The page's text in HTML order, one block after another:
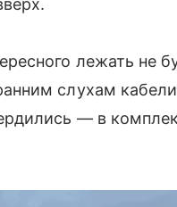
лежать не
слухам
— в